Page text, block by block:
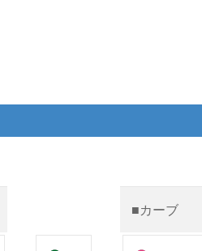
■カーブ